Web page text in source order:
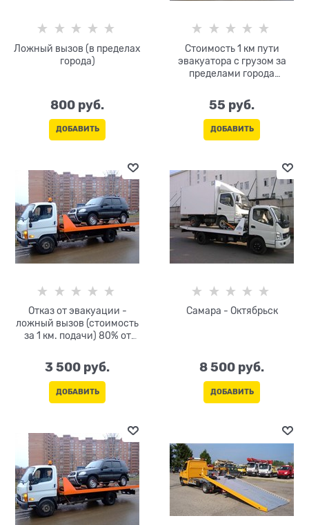
Ложный вызов (в пределах
города)
800 руб.
ДОБАВИТЬ
Стоимость 1 км пути
эвакуатора с грузом за
пределами города
только в одну сторону)
55 руб.
ДОБАВИТЬ
Отказ от эвакуации -
ложный вызов (стоимость
за 1 км. подачи) 80% от
3 500 руб.
ДОБАВИТЬ
Самара - Октябрьск
8 500 руб.
ДОБАВИТЬ